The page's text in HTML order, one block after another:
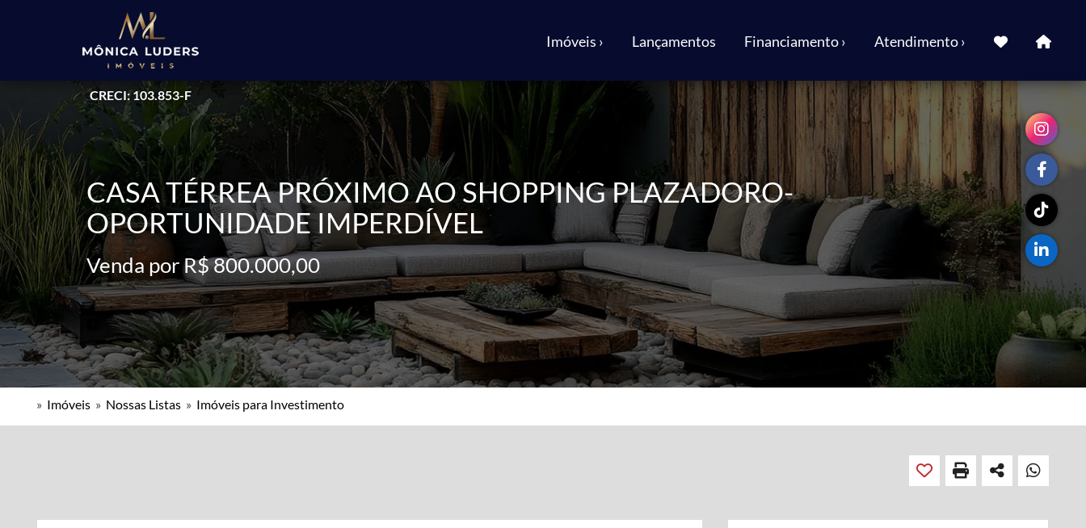
CRECI: 103.853-F
Imóveis › Lançamentos Financiamento › Atendimento ›
CASA TÉRREA PRÓXIMO AO SHOPPING PLAZADORO-
OPORTUNIDADE IMPERDÍVEL
Venda por R$ 800.000,00
» Imóveis » Nossas Listas » Imóveis para Investimento